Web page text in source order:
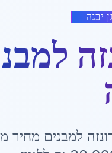
יבנה
למבנים מחיר